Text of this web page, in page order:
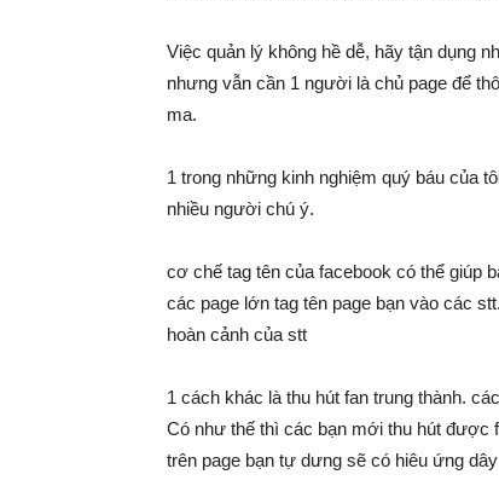
Việc quản lý không hề dễ, hãy tận dụng
nhưng vẫn cần 1 người là chủ page để
ma.
1 trong những kinh nghiệm quý báu của
nhiều người chú ý.
cơ chế tag tên của facebook có thể giúp
các page lớn tag tên page bạn vào các
hoàn cảnh của stt
1 cách khác là thu hút fan trung thành.
Có như thế thì các bạn mới thu hút được
trên page bạn tự dưng sẽ có hiêu ứng